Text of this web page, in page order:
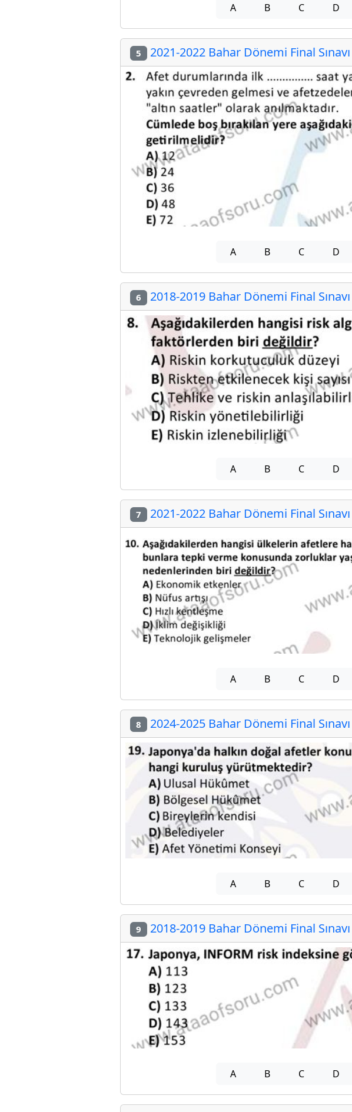
A B C D
5 2021-2022 Bahar Dönemi Final Sınavı
A B C D
6 2018-2019 Bahar Dönemi Final Sınavı
A B C D
7 2021-2022 Bahar Dönemi Final Sınavı
A B C D
8 2024-2025 Bahar Dönemi Final Sınavı
A B C D
9 2018-2019 Bahar Dönemi Final Sınavı
A B C D